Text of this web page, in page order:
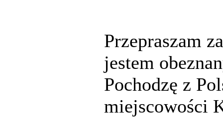
Przepraszam
jestem
Pochodzę z
miejscowości